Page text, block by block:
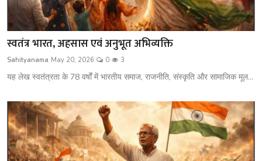
कविता
आलेख
शख्सियत
यात्रावृत्तांत
उपन्यास
स्वतंत्र भारत, अहसास एवं अनुभूत अभिव्यक्ति
Sahityanama May 20, 2026 0 3
यह लेख स्वतंत्रता के 78 वर्षों में भारतीय समाज, राजनीति, संस्कृति और सामाजिक मूल...